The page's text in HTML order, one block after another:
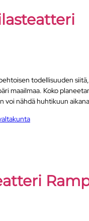
todellisuuden
maailmaa. Koko
voi nähdä huhtikuun